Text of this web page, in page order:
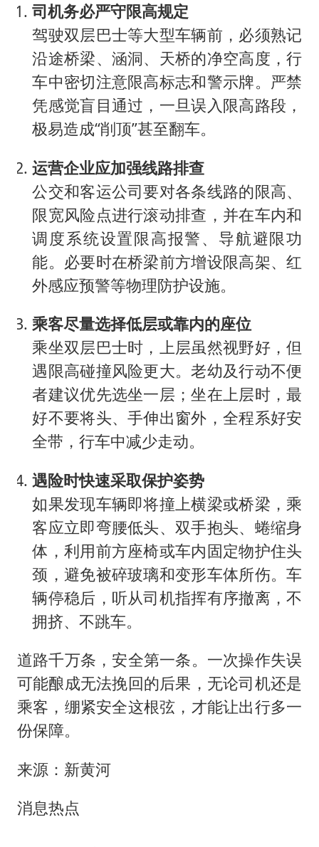
司机务必严守限高规定
驾驶双层巴士等大型车辆前，必须熟记
沿途桥梁、涵洞、天桥的净空高度，行
车中密切注意限高标志和警示牌。严禁
凭感觉盲目通过，一旦误入限高路段，
极易造成“削顶”甚至翻车。
运营企业应加强线路排查
公交和客运公司要对各条线路的限高、
限宽风险点进行滚动排查，并在车内和
调度系统设置限高报警、导航避限功
能。必要时在桥梁前方增设限高架、红
外感应预警等物理防护设施。
乘客尽量选择低层或靠内的座位
乘坐双层巴士时，上层虽然视野好，但
遇限高碰撞风险更大。老幼及行动不便
者建议优先选坐一层；坐在上层时，最
好不要将头、手伸出窗外，全程系好安
全带，行车中减少走动。
遇险时快速采取保护姿势
如果发现车辆即将撞上横梁或桥梁，乘
客应立即弯腰低头、双手抱头、蜷缩身
体，利用前方座椅或车内固定物护住头
颈，避免被碎玻璃和变形车体所伤。车
辆停稳后，听从司机指挥有序撤离，不
拥挤、不跳车。
道路千万条，安全第一条。一次操作失误
可能酿成无法挽回的后果，无论司机还是
乘客，绷紧安全这根弦，才能让出行多一
份保障。
来源：新黄河
消息热点